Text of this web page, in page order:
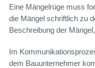
Eine Mängelrüge muss
die Mängel schriftlich zu
Beschreibung der
Im
dem Bauunternehmer